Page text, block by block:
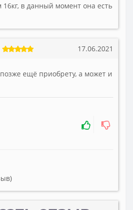
16кг, в данный момент она есть
17.06.2021
ещё приобрету, а может и